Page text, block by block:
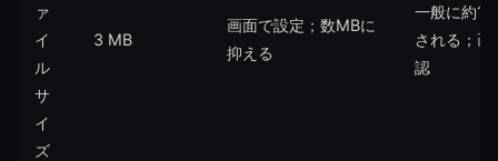
ァ
イ
ル
サ
イ
ズ
3 MB
画面で設定；数MBに
抑える
一般に約
される；画
認